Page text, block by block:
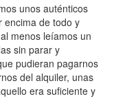
unos auténticos
encima de todo y
menos leíamos un
sin parar y
pudieran pagarnos
del alquiler, unas
era suficiente y